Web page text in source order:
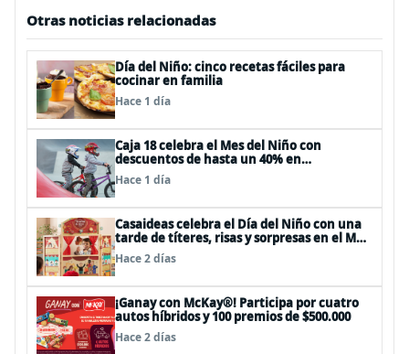
Otras noticias relacionadas
Día del Niño: cinco recetas fáciles para
cocinar en familia
Hace 1 día
Caja 18 celebra el Mes del Niño con
descuentos de hasta un 40% en
panoramas, cine, shows y streaming
Hace 1 día
Casaideas celebra el Día del Niño con una
tarde de títeres, risas y sorpresas en el Mall
Plaza Vespucio
Hace 2 días
¡Ganay con McKay®! Participa por cuatro
autos híbridos y 100 premios de $500.000
Hace 2 días